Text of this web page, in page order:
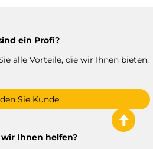
ein Profi?
alle Vorteile, die wir Ihnen bieten.
Sie Kunde
Ihnen helfen?